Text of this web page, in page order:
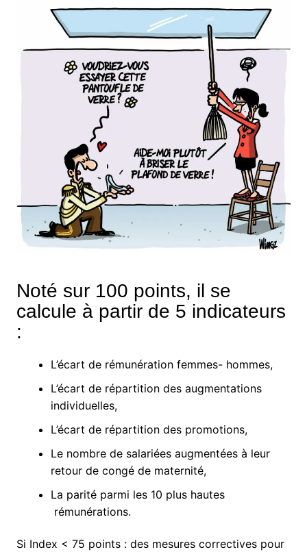
Noté sur 100 points, il se
calcule à partir de 5 indicateurs
:
L’écart de rémunération femmes- hommes,
L’écart de répartition des augmentations
individuelles,
L’écart de répartition des promotions,
Le nombre de salariées augmentées à leur
retour de congé de maternité,
La parité parmi les 10 plus hautes
rémunérations.
Si Index < 75 points : des mesures correctives pour